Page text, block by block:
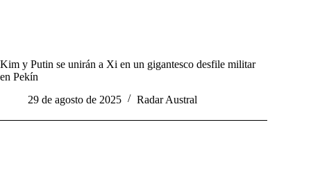
Kim y Putin se unirán a Xi en un gigantesco desfile militar
en Pekín
29 de agosto de 2025
Radar Austral